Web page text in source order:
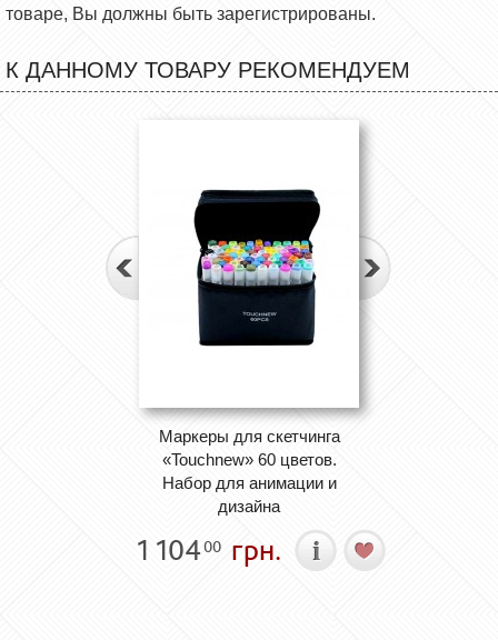
товаре, Вы должны быть зарегистрированы.
К ДАННОМУ ТОВАРУ РЕКОМЕНДУЕМ
Маркеры для скетчинга
«Touchnew» 60 цветов.
Набор для анимации и
дизайна
1 10400 грн.